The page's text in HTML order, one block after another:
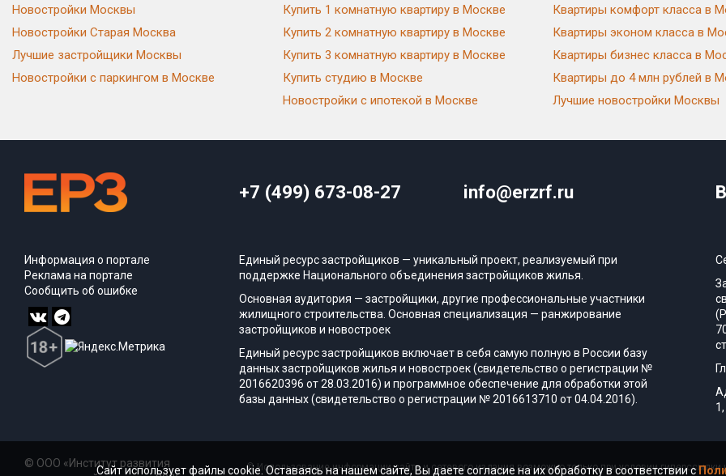
Новостройки Москвы
Новостройки Старая Москва
Лучшие застройщики Москвы
Новостройки с паркингом в Москве
Купить 1 комнатную квартиру в Москве
Купить 2 комнатную квартиру в Москве
Купить 3 комнатную квартиру в Москве
Купить студию в Москве
Новостройки с ипотекой в Москве
Квартиры комфорт класса в
Квартиры эконом класса в
Квартиры бизнес класса в
Квартиры до 4 млн рублей в
Лучшие новостройки Москвы
+7 (499) 673-08-27 info@erzrf.ru
Информация о портале
Реклама на портале
Сообщить об ошибке
Единый ресурс застройщиков — уникальный проект, реализуемый при
поддержке Национального объединения застройщиков жилья.
Основная аудитория — застройщики, другие профессиональные участники
жилищного строительства. Основная специализация — ранжирование
застройщиков и новостроек
Единый ресурс застройщиков включает в себя самую полную в России базу
данных застройщиков жилья и новостроек (свидетельство о регистрации №
2016620396 от 28.03.2016) и программное обеспечение для обработки этой
базы данных (свидетельство о регистрации № 2016613710 от 04.04.2016).
© ООО «Институт развития
© Использование информации сайта и сетевого издания возможно только при условии
Сайт использует файлы cookie. Оставаясь на нашем сайте, Вы даете согласие на их обработку в соответствии с